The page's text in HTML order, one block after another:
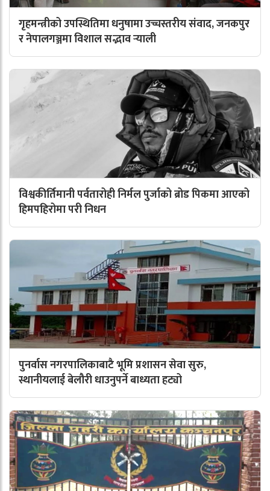
गृहमन्त्रीको उपस्थितिमा धनुषामा उच्चस्तरीय संवाद, जनकपुर
र नेपालगञ्जमा विशाल सद्भाव र्‍याली
विश्वकीर्तिमानी पर्वतारोही निर्मल पुर्जाको ब्रोड पिकमा आएको
हिमपहिरोमा परी निधन
पुनर्वास नगरपालिकाबाटै भूमि प्रशासन सेवा सुरु,
स्थानीयलाई बेलौरी धाउनुपर्ने बाध्यता हट्यो